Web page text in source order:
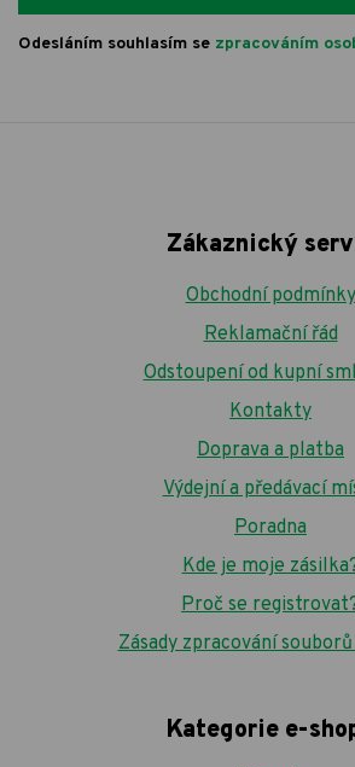
Odesláním souhlasím se zpracováním
Zákaznický
Obchodní podmínky
Reklamační řád
Odstoupení od kupní
Kontakty
Doprava a platba
Výdejní a předávací
Poradna
Kde je moje
Proč se
Zásady zpracování
Kategorie e-